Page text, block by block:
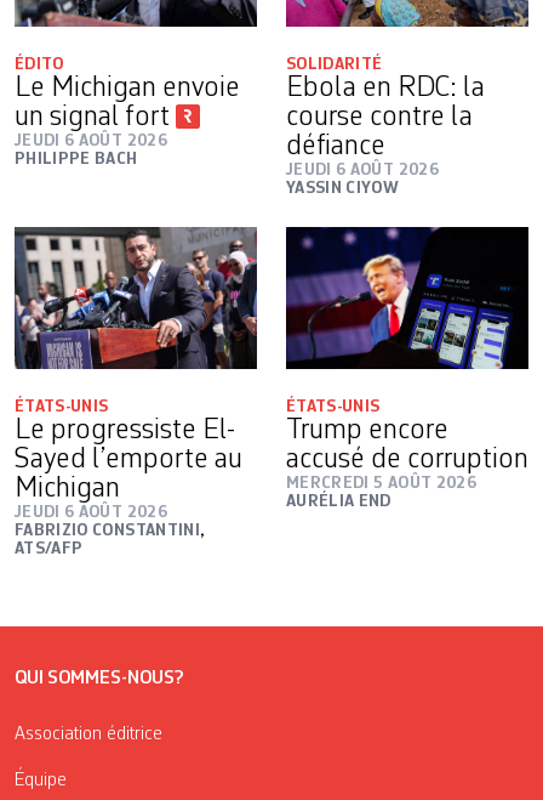
ÉDITO
Le Michigan envoie
un signal fort
JEUDI 6 AOÛT 2026
PHILIPPE BACH
SOLIDARITÉ
Ebola en RDC: la
course contre la
défiance
JEUDI 6 AOÛT 2026
YASSIN CIYOW
ÉTATS-UNIS
Le progressiste El-
Sayed l’emporte au
Michigan
JEUDI 6 AOÛT 2026
FABRIZIO CONSTANTINI ,
ATS/AFP
ÉTATS-UNIS
Trump encore
accusé de corruption
MERCREDI 5 AOÛT 2026
AURÉLIA END
QUI SOMMES-NOUS?
Association éditrice
Équipe